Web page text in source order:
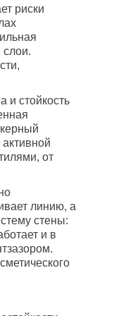
риски
и стойкость
от
линию, а
стены:
и в